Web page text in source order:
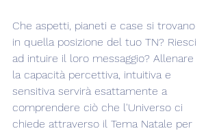
Che aspetti, pianeti e case si trovano
in quella posizione del tuo TN? Riesci
ad intuire il loro messaggio? Allenare
la capacità percettiva, intuitiva e
sensitiva servirà esattamente a
comprendere ciò che l'Universo ci
chiede attraverso il Tema Natale per